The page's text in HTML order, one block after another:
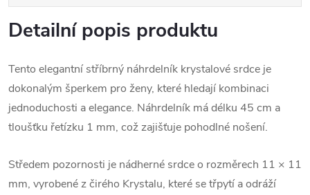
Detailní popis produktu
Tento elegantní stříbrný náhrdelník krystalové srdce je
dokonalým šperkem pro ženy, které hledají kombinaci
jednoduchosti a elegance. Náhrdelník má délku 45 cm a
tloušťku řetízku 1 mm, což zajišťuje pohodlné nošení.
Středem pozornosti je nádherné srdce o rozměrech 11 × 11
mm, vyrobené z čirého Krystalu, které se třpytí a odráží